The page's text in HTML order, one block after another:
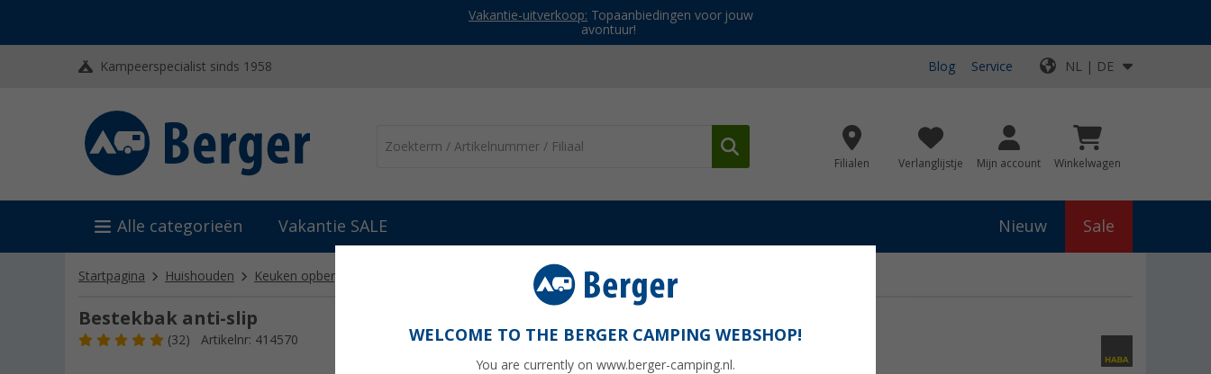
Vakantie-uitverkoop: Topaanbiedingen voor jouw
avontuur!
Kampeerspecialist sinds 1958 Blog Service NL | DE
Filialen Verlanglijstje Mijn account Winkelwagen
Alle categorieën Vakantie SALE Nieuw Sale
Startpagina Huishouden Keuken opbergartikelen Bestekbak anti-slip
Bestekbak anti-slip
(32) Artikelnr: 414570 WELCOME TO THE BERGER CAMPING WEBSHOP!
You are currently on www.berger-camping.nl.